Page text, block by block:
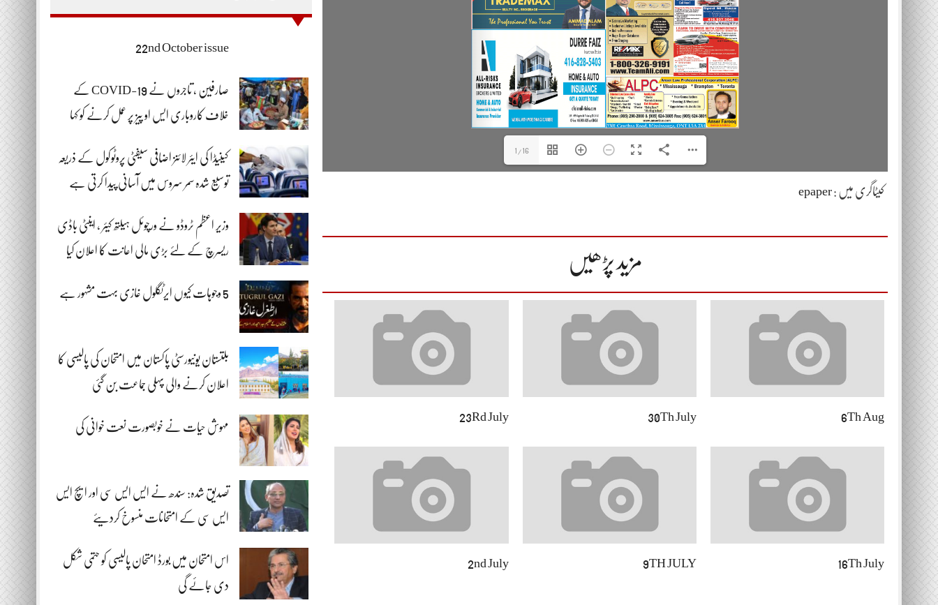
22nd October issue
صارفین ، تاجروں نے COVID-19 کے
خلاف کاروباری ایس او پیز پر عمل کرنے کو کہا
کینیڈا کی ایئر لائنز اضافی سیفٹی پروٹوکول کے ذریعہ
توسیع شدہ سمر سروس میں آسانی پیدا کرتی ہے
وزیر اعظم ٹروڈو نے ورچوئل ہیلتھ کیئر ، اینٹی باڈی
ریسرچ کے لئے بڑی مالی اعانت کا اعلان کیا
5 وجوہات کیوں ایرٹگلول غازی بہت مشہور ہے
بلتستان یونیورسٹی پاکستان میں امتحان کی پالیسی کا
اعلان کرنے والی پہلی جماعت بن گئی
مہوش حیات نے خوبصورت نعت خوانی کی
تصدیق شدہ: سندھ نے ایس ایس سی اور ایچ ایس
ایس سی کے امتحانات منسوخ کردیئے
اس امتحان میں بورڈ امتحان پالیسی کو حتمی شکل
دی جائے گی
1/16
کیٹاگری میں :epaper
مزید پڑھیں
6Th Aug
30Th July
23Rd July
16Th July
9TH JULY
2nd July